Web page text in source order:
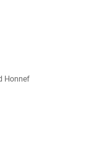
Honnef